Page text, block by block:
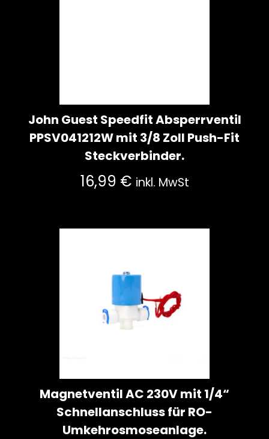
John Guest Speedfit Absperrventil
PPSV041212W mit 3/8 Zoll Push-Fit
Steckverbinder.
16,99 € inkl. MwSt
Magnetventil AC 230V mit 1/4“
Schnellanschluss für RO-
Umkehrosmoseanlage.